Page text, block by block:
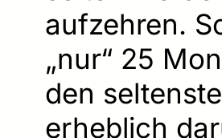
aufzehren.
„nur“ 25
den
erheblich